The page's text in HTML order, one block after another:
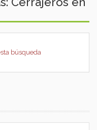
búsqueda